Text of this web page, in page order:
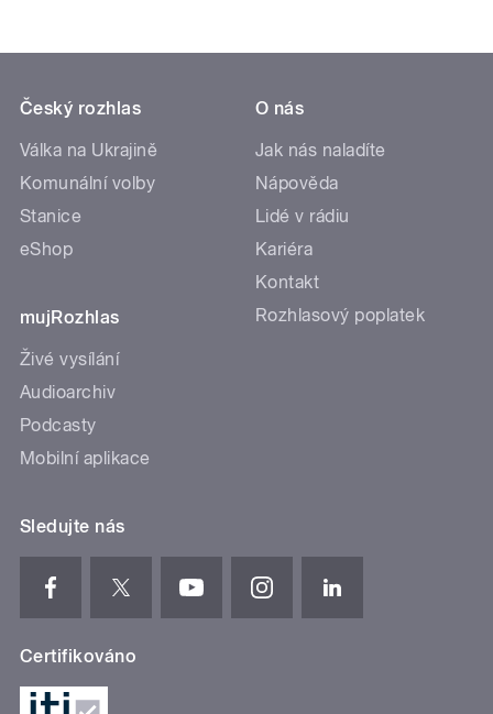
Český rozhlas
Válka na Ukrajině
Komunální volby
Stanice
eShop
mujRozhlas
Živé vysílání
Audioarchiv
Podcasty
Mobilní aplikace
O nás
Jak nás naladíte
Nápověda
Lidé v rádiu
Kariéra
Kontakt
Rozhlasový poplatek
Sledujte nás
Certifikováno